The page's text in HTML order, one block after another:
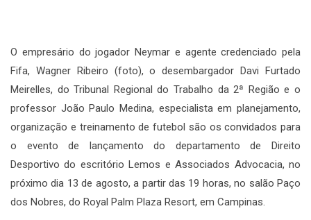
O empresário do jogador Neymar e agente credenciado pela
Fifa, Wagner Ribeiro (foto), o desembargador Davi Furtado
Meirelles, do Tribunal Regional do Trabalho da 2ª Região e o
professor João Paulo Medina, especialista em planejamento,
organização e treinamento de futebol são os convidados para
o evento de lançamento do departamento de Direito
Desportivo do escritório Lemos e Associados Advocacia, no
próximo dia 13 de agosto, a partir das 19 horas, no salão Paço
dos Nobres, do Royal Palm Plaza Resort, em Campinas.